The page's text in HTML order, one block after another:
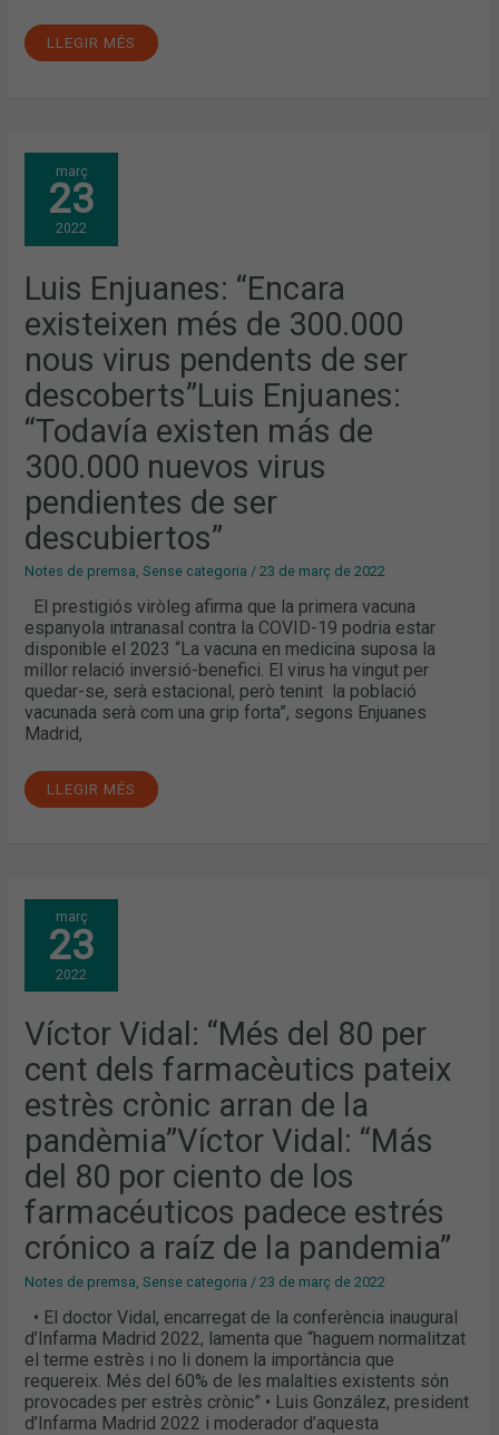
LLEGIR MÉS
març
23
2022
Luis Enjuanes: “Encara
existeixen més de 300.000
nous virus pendents de ser
descoberts”Luis Enjuanes:
“Todavía existen más de
300.000 nuevos virus
pendientes de ser
descubiertos”
Notes de premsa,Sense categoria /23 de març de 2022
El prestigiós viròleg afirma que la primera vacuna
espanyola intranasal contra la COVID-19 podria estar
disponible el 2023 “La vacuna en medicina suposa la
millor relació inversió-benefici. El virus ha vingut per
quedar-se, serà estacional, però tenint la població
vacunada serà com una grip forta”, segons Enjuanes
Madrid,
LUIS
ENJUANES:
“ENCARA
EXISTEIXEN
MÉS
DE
300.000
VIRUS
PENDENTS
DE
SER
DESCOBERTS”LUIS
ENJUANES:
“TODAVÍA
EXISTEN
MÁS
DE
300.000
NUEVOS
VIRUS
PENDIENTES
DE
SER
DESCUBIERTOS”
LLEGIR MÉS
març
23
2022
Víctor Vidal: “Més del 80 per
cent dels farmacèutics pateix
estrès crònic arran de la
pandèmia”Víctor Vidal: “Más
del 80 por ciento de los
farmacéuticos padece estrés
crónico a raíz de la pandemia”
Notes de premsa,Sense categoria /23 de març de 2022
• El doctor Vidal, encarregat de la conferència inaugural
d’Infarma Madrid 2022, lamenta que “haguem normalitzat
el terme estrès i no li donem la importància que
requereix. Més del 60% de les malalties existents són
provocades per estrès crònic” • Luis González, president
d’Infarma Madrid 2022 i moderador d’aquesta
VÍCTOR
VIDAL:
“MÉS
DEL
80
PER
CENT
FARMACÈUTICS
PATEIX
ESTRÈS
CRÒNIC
ARRAN
DE
LA
PANDÈMIA”VÍCTOR
VIDAL:
“MÁS
DEL
80
CIENTO
DE
LOS
FARMACÉUTICOS
ESTRÉS
CRÓNICO
A
RAÍZ
DE
LA
PANDEMIA”